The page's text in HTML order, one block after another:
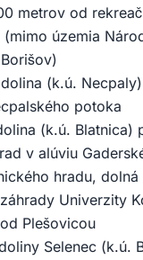
metrov od
(mimo územia
(k.ú.
potoka
(k.ú. Blatnica)
v alúviu
hradu, dolná
Univerzity
Plešovicou
Selenec (k.ú.